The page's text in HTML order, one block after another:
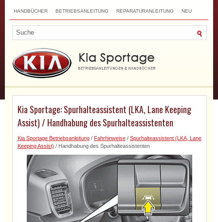
HANDBÜCHER BETRIEBSANLEITUNG REPARATURANLEITUNG NEU
Kia Sportage: Spurhalteassistent (LKA, Lane Keeping
Assist) / Handhabung des Spurhalteassistenten
Kia Sportage Betriebsanleitung / Fahrhinweise / Spurhalteassistent (LKA, Lane
Keeping Assist) / Handhabung des Spurhalteassistenten